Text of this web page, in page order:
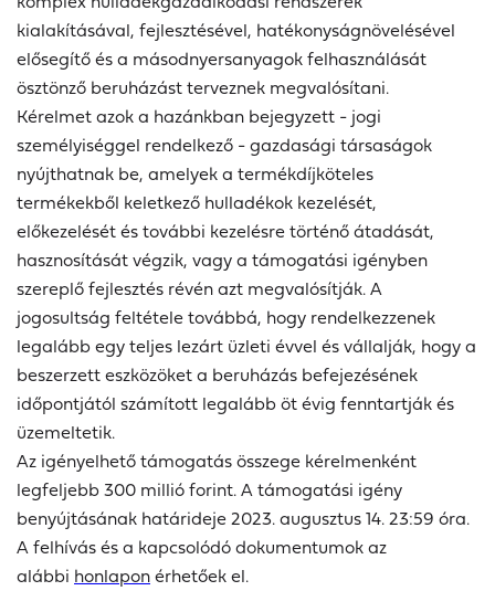
kialakításával, fejlesztésével, hatékonyságnövelésével
elősegítő és a másodnyersanyagok felhasználását
ösztönző beruházást terveznek megvalósítani.
Kérelmet azok a hazánkban bejegyzett - jogi
személyiséggel rendelkező - gazdasági társaságok
nyújthatnak be, amelyek a termékdíjköteles
termékekből keletkező hulladékok kezelését,
előkezelését és további kezelésre történő átadását,
hasznosítását végzik, vagy a támogatási igényben
szereplő fejlesztés révén azt megvalósítják. A
jogosultság feltétele továbbá, hogy rendelkezzenek
legalább egy teljes lezárt üzleti évvel és vállalják, hogy a
beszerzett eszközöket a beruházás befejezésének
időpontjától számított legalább öt évig fenntartják és
üzemeltetik.
Az igényelhető támogatás összege kérelmenként
legfeljebb 300 millió forint. A támogatási igény
benyújtásának határideje 2023. augusztus 14. 23:59 óra.
A felhívás és a kapcsolódó dokumentumok az
alábbi honlaponérhetőek el.